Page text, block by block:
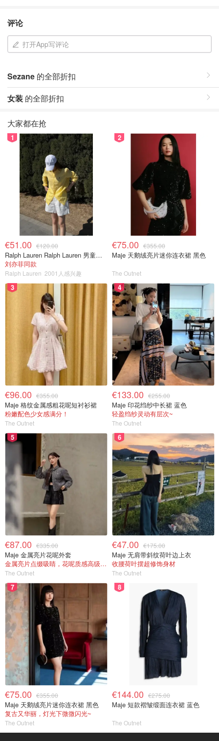
评论
打开App写评论
Sezane 的全部折扣
女装 的全部折扣
大家都在抢
1
€51.00 €120.00
Ralph Lauren Ralph Lauren 男童亚麻衬衫
刘亦菲同款
Ralph Lauren 2001人感兴趣
2
€75.00 €355.00
Maje 天鹅绒亮片迷你连衣裙 黑色
The Outnet
3
€96.00 €355.00
Maje 格纹金属感粗花呢短衬衫裙
粉嫩配色少女感满分！
The Outnet
4
€133.00 €255.00
Maje 印花绉纱中长裙 蓝色
轻盈绉纱灵动有层次~
The Outnet
5
€87.00 €335.00
Maje 金属亮片花呢外套
金属亮片点缀吸睛，花呢质感高级又显贵
The Outnet
6
€47.00 €175.00
Maje 无肩带斜纹荷叶边上衣
收腰荷叶摆超修饰身材
The Outnet
7
€75.00 €355.00
Maje 天鹅绒亮片迷你连衣裙 黑色
复古又华丽，灯光下微微闪光~
The Outnet
8
€144.00 €275.00
Maje 短款褶皱缎面连衣裙 蓝色
The Outnet